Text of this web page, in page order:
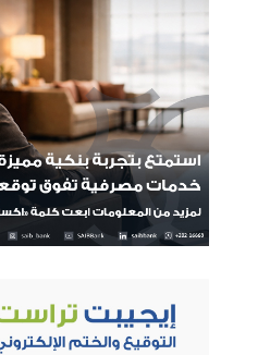
270 مليار جنيه
دفاتر التوفير ونقدم
23 مليون عميل
وهل التطوير يشمل الموظفين ايضا؟
هذه الخدمات المتميزة للعملاء ،
ونرغب في العمل المؤسسي من خلال
المؤسسي ، فالمنظومة الطبية مثلا